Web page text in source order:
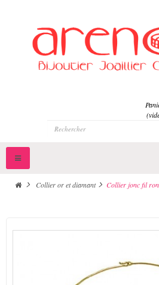
Toggle
navigation
>
Collier or et diamant > Collier jonc fil